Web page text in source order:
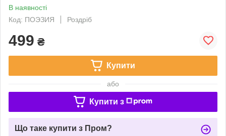
В наявності
Код: ПОЭЗИЯ
Роздріб
499 ₴
Купити
або
Купити з
Що таке купити з Пром?